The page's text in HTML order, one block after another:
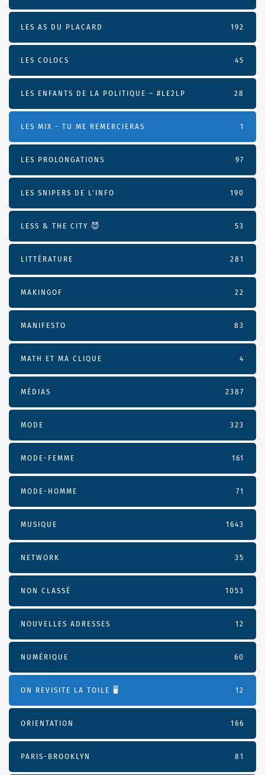
LES AS DU PLACARD 192
LES COLOCS 45
LES ENFANTS DE LA POLITIQUE – #LE2LP 28
LES MIX - TU ME REMERCIERAS 1
LES PROLONGATIONS 97
LES SNIPERS DE L’INFO 190
LESS & THE CITY 😈 53
LITTÉRATURE 281
MAKINGOF 22
MANIFESTO 83
MATH ET MA CLIQUE 4
MÉDIAS 2387
MODE 323
MODE-FEMME 161
MODE-HOMME 71
MUSIQUE 1643
NETWORK 35
NON CLASSÉ 1053
NOUVELLES ADRESSES 12
NUMÉRIQUE 60
ON REVISITE LA TOILE 🖥️ 12
ORIENTATION 166
PARIS-BROOKLYN 81